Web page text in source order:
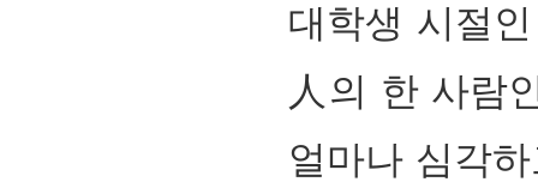
대학생 시절인
人의 한 사람
얼마나 심각